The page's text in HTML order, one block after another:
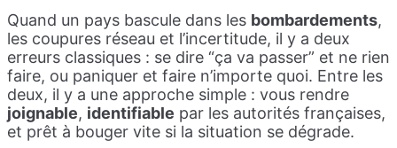
Quand un pays bascule dans les bombardements,
les coupures réseau et l’incertitude, il y a deux
erreurs classiques : se dire “ça va passer” et ne rien
faire, ou paniquer et faire n’importe quoi. Entre les
deux, il y a une approche simple : vous rendre
joignable, identifiable par les autorités françaises,
et prêt à bouger vite si la situation se dégrade.